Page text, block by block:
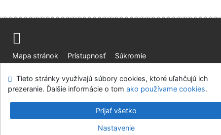
Mapa stránok Prístupnosť
Súkromie
Slovenská lesnícka a drevárska knižnica pri Technickej
univerzite vo Zvolene
©1993-2026IPACv.4.8.63a-Cosmotron Slovakia, s.r.o.
Tieto stránky využívajú súbory cookies, ktoré uľahčujú ich
prezeranie. Ďalšie informácie o tom ako používame cookies.
Prijať všetko
Nastavenie